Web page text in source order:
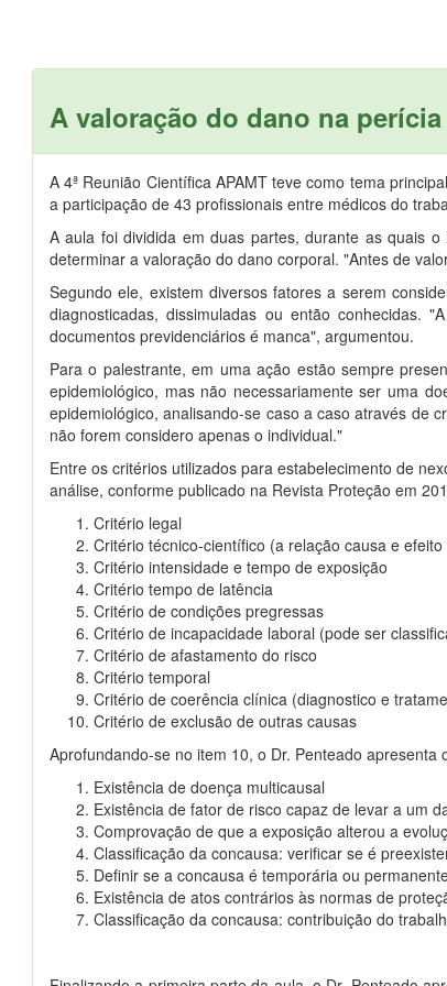
A valoração do dano na
A 4ª Reunião Científica APAMT teve como tema
a participação de 43 profissionais entre médicos do
A aula foi dividida em duas partes, durante as quais
determinar a valoração do dano corporal. "Antes de
Segundo ele, existem diversos fatores a serem
diagnosticadas, dissimuladas ou então conhecidas.
documentos previdenciários é manca", argumentou.
Para o palestrante, em uma ação estão sempre
epidemiológico, mas não necessariamente ser uma
epidemiológico, analisando-se caso a caso através de
não forem considero apenas o individual."
Entre os critérios utilizados para estabelecimento de
análise, conforme publicado na Revista Proteção em
Critério legal
Critério técnico-científico (a relação causa e
Critério intensidade e tempo de exposição
Critério tempo de latência
Critério de condições pregressas
Critério de incapacidade laboral (pode ser
Critério de afastamento do risco
Critério temporal
Critério de coerência clínica (diagnostico e
Critério de exclusão de outras causas
Aprofundando-se no item 10, o Dr. Penteado
Existência de doença multicausal
Existência de fator de risco capaz de levar a um
Comprovação de que a exposição alterou a
Classificação da concausa: verificar se é
Definir se a concausa é temporária ou
Existência de atos contrários às normas de
Classificação da concausa: contribuição do